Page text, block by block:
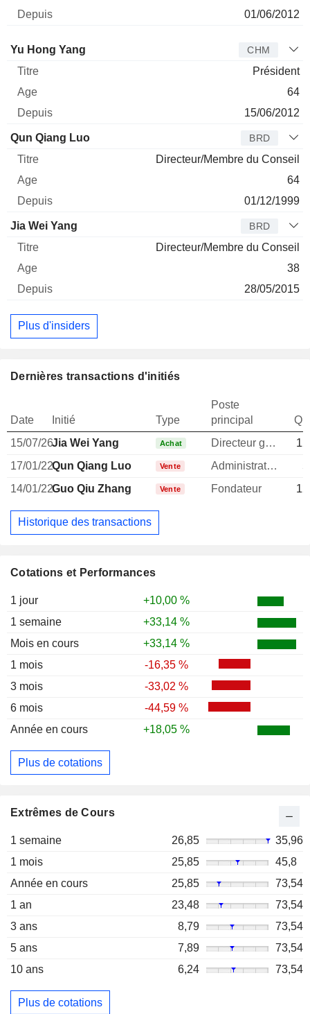
Cotations et Performances
1 jour
+10,00 %
1 semaine
+33,14 %
Mois en cours
+33,14 %
1 mois
-16,35 %
3 mois
-33,02 %
6 mois
-44,59 %
Année en cours
+18,05 %
Plus de cotations
Extrêmes de Cours
1 semaine 26,85
35,96
1 mois
25,85
45,8
Année en cours
25,85
73,54
1 an
23,48
73,54
3 ans
8,79
73,54
5 ans
7,89
73,54
10 ans
6,24 73,54
Plus de cotations
01/06/2012
Administrateur
Yu Hong Yang CHM
Président
64
15/06/2012
Qun Qiang Luo BRD
Directeur/Membre du Conseil
64
01/12/1999
Jia Wei Yang BRD
Directeur/Membre du Conseil
38
28/05/2015
Plus d'insiders
Dernières transactions d'initiés
Date Initié Type
Poste
principal
15/07/26Jia Wei Yang Achat Directeur general
17/01/22Qun Qiang Luo Vente Administrateur
14/01/22Guo Qiu Zhang Vente Fondateur
Historique des transactions